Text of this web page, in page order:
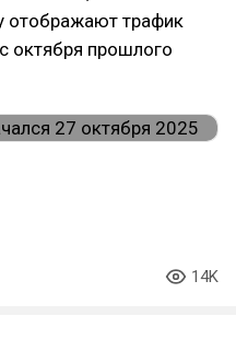
отображают трафик
октября прошлого
14K